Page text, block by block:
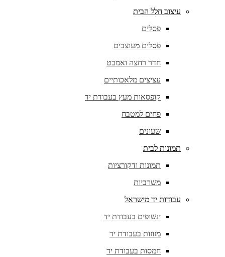
עיצוב חלל הבית
פסלים
פסלים מעוצבים
חדר רחצה ואמבט
עציצים מלאכותיים
קופסאות מעץ בעבודת יד
פחים למטבח
שעונים
תמונות לבית
תמונות ודקורציות
משרביות
עבודות יד מישראל
ינשופים בעבודת יד
מזוזות בעבודת יד
חמסות בעבודת יד